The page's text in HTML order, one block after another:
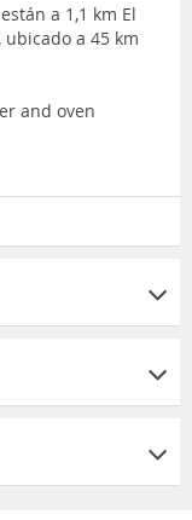
a 1,1 km El
a 45 km
and oven